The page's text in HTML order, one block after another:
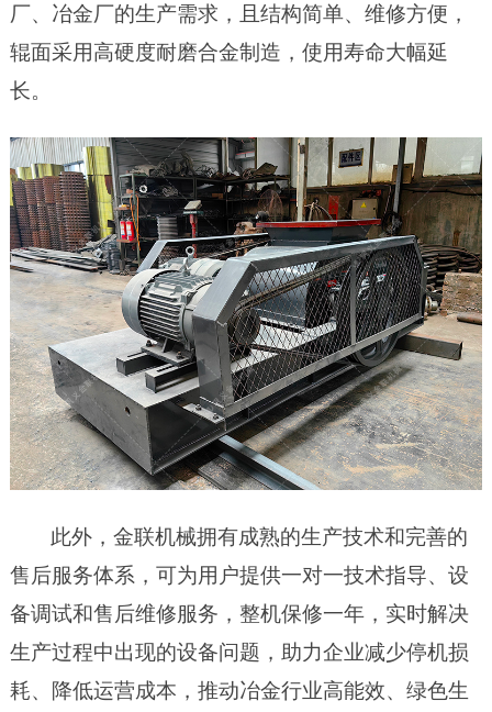
厂、冶金厂的生产需求，且结构简单、维修方便，
辊面采用高硬度耐磨合金制造，使用寿命大幅延
长。
此外，金联机械拥有成熟的生产技术和完善的
售后服务体系，可为用户提供一对一技术指导、设
备调试和售后维修服务，整机保修一年，实时解决
生产过程中出现的设备问题，助力企业减少停机损
耗、降低运营成本，推动冶金行业高能效、绿色生